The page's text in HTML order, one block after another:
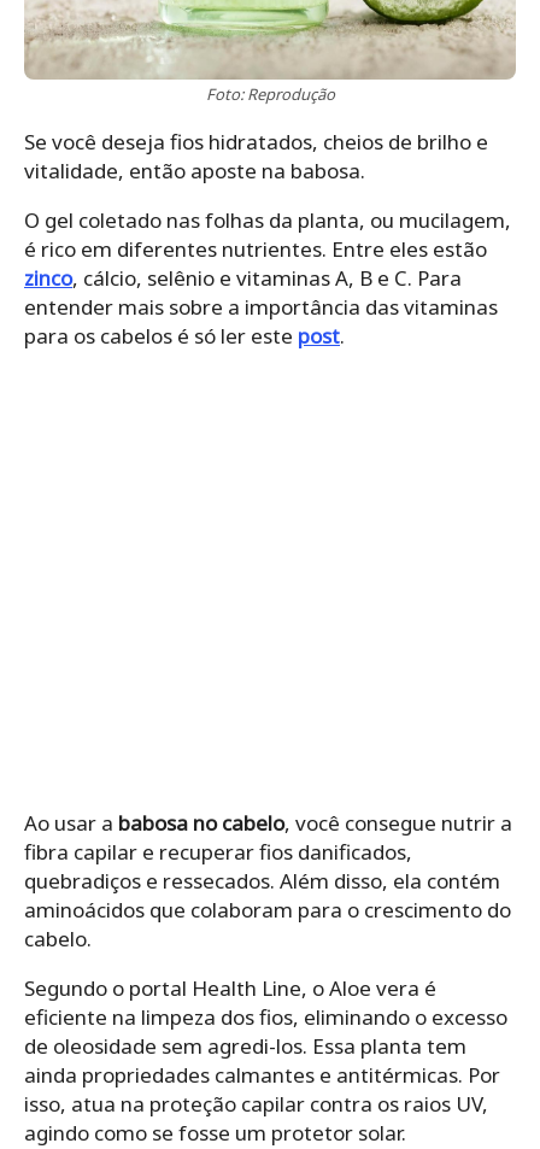
Foto: Reprodução
Se você deseja fios hidratados, cheios de brilho e
vitalidade, então aposte na babosa.
O gel coletado nas folhas da planta, ou mucilagem,
é rico em diferentes nutrientes. Entre eles estão
zinco, cálcio, selênio e vitaminas A, B e C. Para
entender mais sobre a importância das vitaminas
para os cabelos é só ler este post.
Ao usar a babosa no cabelo, você consegue nutrir a
fibra capilar e recuperar fios danificados,
quebradiços e ressecados. Além disso, ela contém
aminoácidos que colaboram para o crescimento do
cabelo.
Segundo o portal Health Line, o Aloe vera é
eficiente na limpeza dos fios, eliminando o excesso
de oleosidade sem agredi-los. Essa planta tem
ainda propriedades calmantes e antitérmicas. Por
isso, atua na proteção capilar contra os raios UV,
agindo como se fosse um protetor solar.